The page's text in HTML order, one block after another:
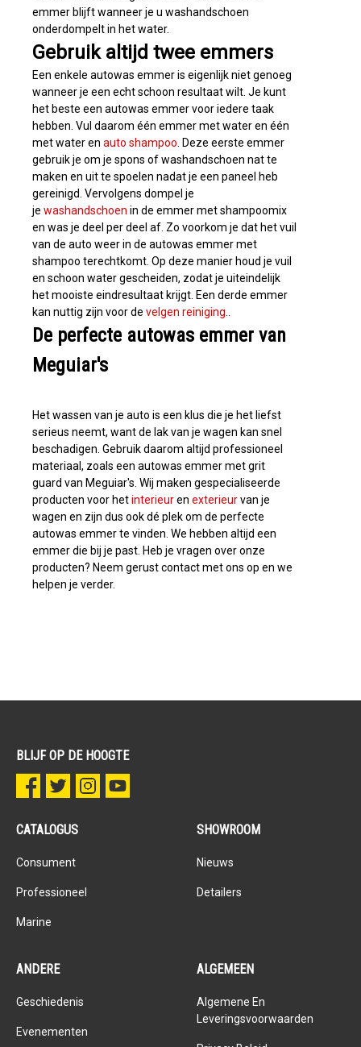
emmer blijft wanneer je u washandschoen
onderdompelt in het water.
Gebruik altijd twee emmers
Een enkele autowas emmer is eigenlijk niet genoeg
wanneer je een echt schoon resultaat wilt. Je kunt
het beste een autowas emmer voor iedere taak
hebben. Vul daarom één emmer met water en één
met water en auto shampoo . Deze eerste emmer
gebruik je om je spons of washandschoen nat te
maken en uit te spoelen nadat je een paneel heb
gereinigd. Vervolgens dompel je
je washandschoen in de emmer met shampoomix
en was je deel per deel af. Zo voorkom je dat het vuil
van de auto weer in de autowas emmer met
shampoo terechtkomt. Op deze manier houd je vuil
en schoon water gescheiden, zodat je uiteindelijk
het mooiste eindresultaat krijgt. Een derde emmer
kan nuttig zijn voor de velgen reiniging
De perfecte autowas emmer van
Meguiar's
Het wassen van je auto is een klus die je het liefst
serieus neemt, want de lak van je wagen kan snel
beschadigen. Gebruik daarom altijd professioneel
materiaal, zoals een autowas emmer met grit
guard van Meguiar's. Wij maken gespecialiseerde
producten voor hetinterieuren exterieurvan je
wagen en zijn dus ook dé plek om de perfecte
autowas emmer te vinden. We hebben altijd een
emmer die bij je past. Heb je vragen over onze
producten? Neem gerust contact met ons op en we
helpen je verder.
BLIJF OP DE HOOGTE
CATALOGUS
Consument
Professioneel
Marine
SHOWROOM
Nieuws
Detailers
ANDERE
Geschiedenis
Evenementen
ALGEMEEN
Algemene En
Leveringsvoorwaarden